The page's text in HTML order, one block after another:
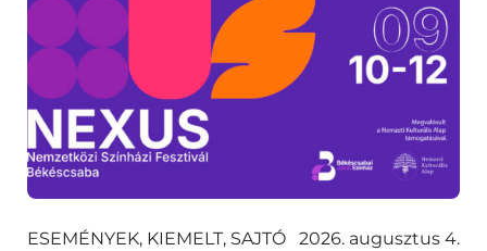
ESEMÉNYEK, KIEMELT, SAJTÓ 2026. augusztus 4.